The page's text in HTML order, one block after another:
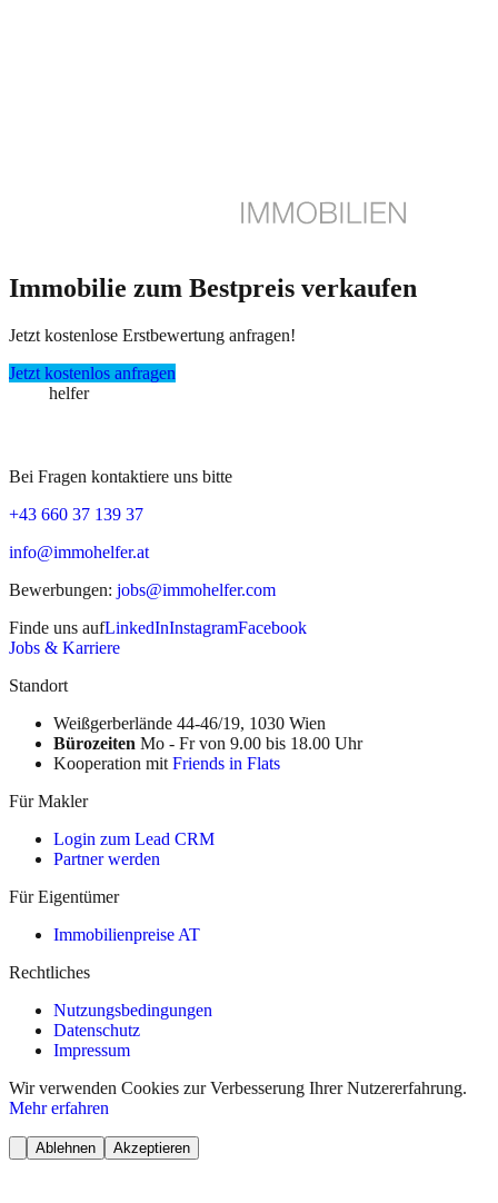
Immobilie zum Bestpreis verkaufen
Jetzt kostenlose Erstbewertung anfragen!
Jetzt kostenlos anfragen
helfer
Bei Fragen kontaktiere uns bitte
+43 660 37 139 37
info@immohelfer.at
Bewerbungen: jobs@immohelfer.com
Finde uns aufLinkedInInstagramFacebook
Jobs & Karriere
Standort
Weißgerberlände 44-46/19, 1030 Wien
Bürozeiten Mo - Fr von 9.00 bis 18.00 Uhr
Kooperation mit Friends in Flats
Für Makler
Login zum Lead CRM
Partner werden
Für Eigentümer
Immobilienpreise AT
Rechtliches
Nutzungsbedingungen
Datenschutz
Impressum
Wir verwenden Cookies zur Verbesserung Ihrer Nutzererfahrung.
Mehr erfahren
Ablehnen Akzeptieren